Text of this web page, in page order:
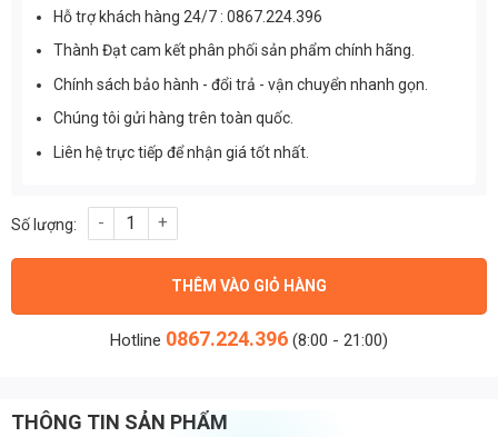
Hỗ trợ khách hàng 24/7 : 0867.224.396
Thành Đạt cam kết phân phối sản phẩm chính hãng.
Chính sách bảo hành - đổi trả - vận chuyển nhanh gọn.
Chúng tôi gửi hàng trên toàn quốc.
Liên hệ trực tiếp để nhận giá tốt nhất.
Đèn Chiếu Cây 24w (TDLCC-SMD24) Thành Đạt Led số lượng
THÊM VÀO GIỎ HÀNG
Hotline 0867.224.396 (8:00 - 21:00)
THÔNG TIN SẢN PHẨM